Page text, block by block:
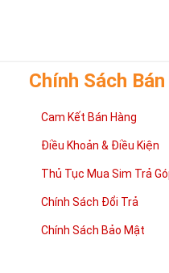
Chính Sách
Cam Kết Bán Hàng
Điều Khoản & Điều Kiện
Thủ Tục Mua Sim Trả
Chính Sách Đổi Trả
Chính Sách Bảo Mật